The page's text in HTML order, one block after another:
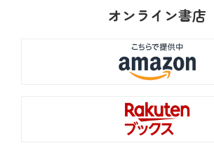
オンライン書店